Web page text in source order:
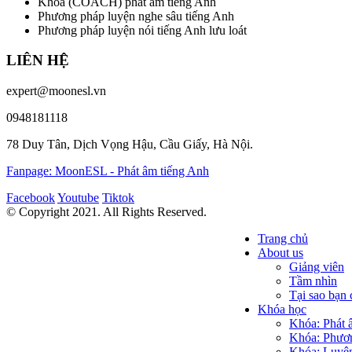
Phương pháp luyện nghe sâu tiếng Anh
Phương pháp luyện nói tiếng Anh lưu loát
LIÊN HỆ
expert@moonesl.vn
0948181118
78 Duy Tân, Dịch Vọng Hậu, Cầu Giấy, Hà Nội.
Fanpage: MoonESL - Phát âm tiếng Anh
FacebookYoutube Tiktok
© Copyright 2021. All Rights Reserved.
Trang chủ
About us
Giảng viên
Tầm nhìn
Tại sao bạn
Khóa học
Khóa: Phát
Khóa: